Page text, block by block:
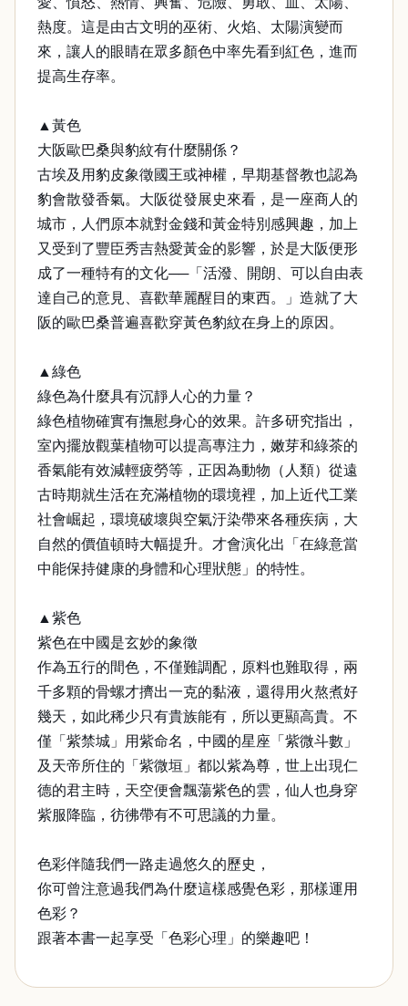
熱度。這是由古文明的巫術、火焰、太陽演變而
來，讓人的眼睛在眾多顏色中率先看到紅色，進而
提高生存率。
▲黃色
大阪歐巴桑與豹紋有什麼關係？
古埃及用豹皮象徵國王或神權，早期基督教也認為
豹會散發香氣。大阪從發展史來看，是一座商人的
城市，人們原本就對金錢和黃金特別感興趣，加上
又受到了豐臣秀吉熱愛黃金的影響，於是大阪便形
成了一種特有的文化──「活潑、開朗、可以自由表
達自己的意見、喜歡華麗醒目的東西。」造就了大
阪的歐巴桑普遍喜歡穿黃色豹紋在身上的原因。
▲綠色
綠色為什麼具有沉靜人心的力量？
綠色植物確實有撫慰身心的效果。許多研究指出，
室內擺放觀葉植物可以提高專注力，嫩芽和綠茶的
香氣能有效減輕疲勞等，正因為動物（人類）從遠
古時期就生活在充滿植物的環境裡，加上近代工業
社會崛起，環境破壞與空氣汙染帶來各種疾病，大
自然的價值頓時大幅提升。才會演化出「在綠意當
中能保持健康的身體和心理狀態」的特性。
▲紫色
紫色在中國是玄妙的象徵
作為五行的間色，不僅難調配，原料也難取得，兩
千多顆的骨螺才擠出一克的黏液，還得用火熬煮好
幾天，如此稀少只有貴族能有，所以更顯高貴。不
僅「紫禁城」用紫命名，中國的星座「紫微斗數」
及天帝所住的「紫微垣」都以紫為尊，世上出現仁
德的君主時，天空便會飄蕩紫色的雲，仙人也身穿
紫服降臨，彷彿帶有不可思議的力量。
色彩伴隨我們一路走過悠久的歷史，
你可曾注意過我們為什麼這樣感覺色彩，那樣運用
色彩？
跟著本書一起享受「色彩心理」的樂趣吧！